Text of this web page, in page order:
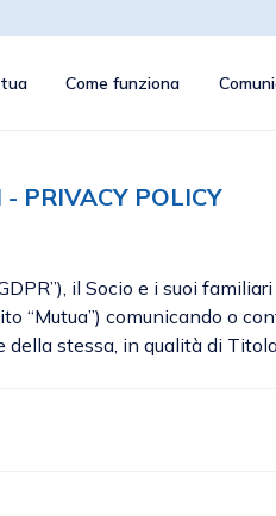
Come funziona
PRIVACY POLICY
il Socio e i suoi
“Mutua”) comunicando o
stessa, in qualità di